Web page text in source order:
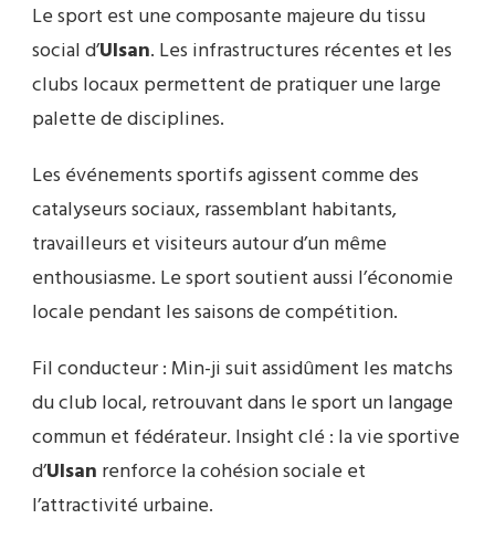
Le sport est une composante majeure du tissu
social d’Ulsan. Les infrastructures récentes et les
clubs locaux permettent de pratiquer une large
palette de disciplines.
Les événements sportifs agissent comme des
catalyseurs sociaux, rassemblant habitants,
travailleurs et visiteurs autour d’un même
enthousiasme. Le sport soutient aussi l’économie
locale pendant les saisons de compétition.
Fil conducteur : Min-ji suit assidûment les matchs
du club local, retrouvant dans le sport un langage
commun et fédérateur. Insight clé : la vie sportive
d’Ulsan renforce la cohésion sociale et
l’attractivité urbaine.